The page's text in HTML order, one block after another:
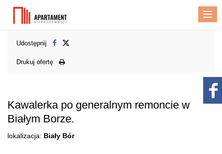
Udostępnij
Drukuj ofertę
Kawalerka po generalnym remoncie w
Białym Borze.
lokalizacja: Biały Bór